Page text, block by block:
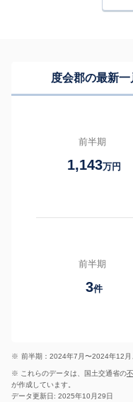
度会郡の最新
前半期
1,143万円
前半期
3件
※ 前半期：2024年7月〜2024年12
※ これらのデータは、国土交通省の
が作成しています。
データ更新日: 2025年10月29日